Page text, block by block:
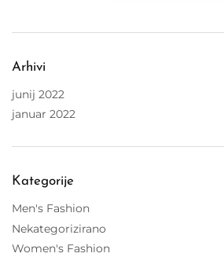
Arhivi
junij 2022
januar 2022
Kategorije
Men's Fashion
Nekategorizirano
Women's Fashion